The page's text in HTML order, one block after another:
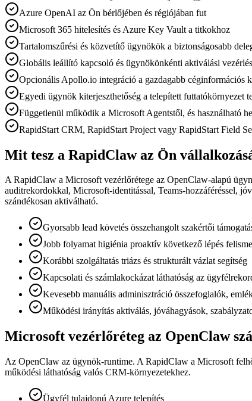
Azure OpenAI az Ön bérlőjében és régiójában fut
Microsoft 365 hitelesítés és Azure Key Vault a titkokhoz
Tartalomszűrési és közvetítő ügynökök a biztonságosabb
Globális leállító kapcsoló és ügynökönkénti aktiválási vezérlés
Opcionális Apollo.io integráció a gazdagabb céginformációs
Egyedi ügynök kiterjeszthetőség a telepített futtatókörnyezet
Függetlenül működik a Microsoft Agentstől, és használható
RapidStart CRM, RapidStart Project vagy RapidStart Field
Mit tesz a RapidClaw az Ön
A RapidClaw a Microsoft vezérlőrétege az OpenClaw-alapú
auditrekordokkal, Microsoft-identitással, Teams-hozzáféréssel,
szándékosan aktiválható.
Gyorsabb lead követés összehangolt szakértői
Jobb folyamat higiénia proaktív következő lépés
Korábbi szolgáltatás triázs és strukturált vázlat segítség
Kapcsolati és számlakockázat láthatóság az
Kevesebb manuális adminisztráció összefoglalók,
Működési irányítás aktiválás, jóváhagyások,
Microsoft vezérlőréteg az OpenClaw
Az OpenClaw az ügynök-runtime. A RapidClaw a Microsoft
működési láthatóság valós CRM-környezetekhez.
Ügyfél tulajdonú Azure telepítés